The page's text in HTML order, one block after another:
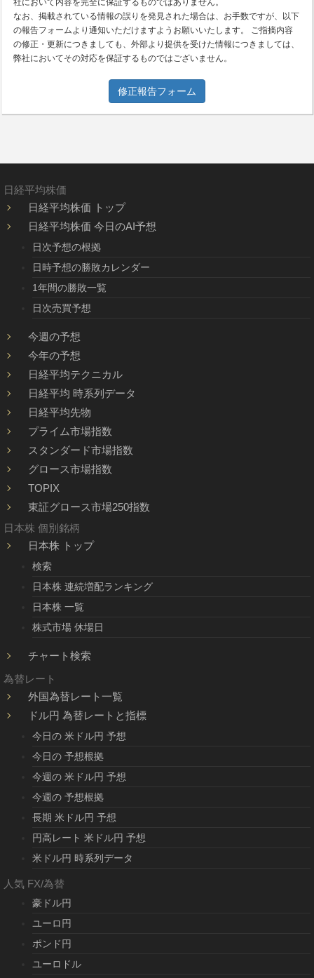
なお、掲載されている情報の誤りを発見された場合は、お手数ですが、以下
の報告フォームより通知いただけますようお願いいたします。 ご指摘内容
の修正・更新につきましても、外部より提供を受けた情報につきましては、
弊社においてその対応を保証するものではございません。
修正報告フォーム
日経平均株価
日経平均株価 トップ
日経平均株価 今日のAI予想
日次予想の根拠
日時予想の勝敗カレンダー
1年間の勝敗一覧
日次売買予想
今週の予想
今年の予想
日経平均テクニカル
日経平均 時系列データ
日経平均先物
プライム市場指数
スタンダード市場指数
グロース市場指数
TOPIX
東証グロース市場250指数
日本株 個別銘柄
日本株 トップ
検索
日本株 連続増配ランキング
日本株 一覧
株式市場 休場日
チャート検索
為替レート
外国為替レート一覧
ドル円 為替レートと指標
今日の 米ドル円 予想
今日の 予想根拠
今週の 米ドル円 予想
今週の 予想根拠
長期 米ドル円 予想
円高レート 米ドル円 予想
米ドル円 時系列データ
人気 FX/為替
豪ドル円
ユーロ円
ポンド円
ユーロドル